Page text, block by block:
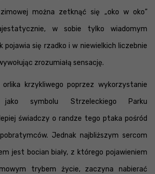
można zetknąć się „oko w oko”
w sobie tylko wiadomym
pojawia się rzadko i w niewielkich liczebnie
zrozumiałą sensację.
orlika krzykliwego poprzez wykorzystanie
symbolu Strzeleckiego Parku
świadczy o randze tego ptaka pośród
Jednak najbliższym sercom
jest bocian biały, z którego pojawieniem
trybem życie, zaczyna nabierać